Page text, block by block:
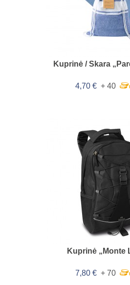
Kuprinė / Skara
4,70 € + 40
Kuprinė „Monte
7,80 € + 70